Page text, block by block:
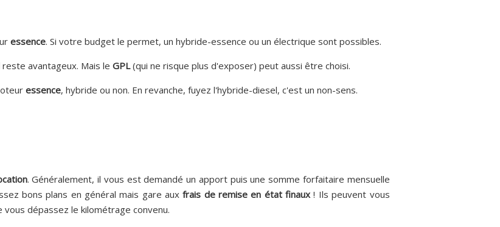
essence. Si votre budget le permet, un hybride-essence ou un électrique sont possibles.
reste avantageux. Mais le GPL(qui ne risque plus d'exposer) peut aussi être choisi.
essence, hybride ou non. En revanche, fuyez l'hybride-diesel, c'est un non-sens.
. Généralement, il vous est demandé un apport puis une somme forfaitaire mensuelle
bons plans en général mais gare auxfrais de remise en état finaux! Ils peuvent vous
dépassez le kilométrage convenu.